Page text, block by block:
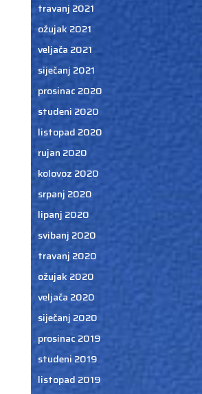
travanj 2021
ožujak 2021
veljača 2021
siječanj 2021
prosinac 2020
studeni 2020
listopad 2020
rujan 2020
kolovoz 2020
srpanj 2020
lipanj 2020
svibanj 2020
travanj 2020
ožujak 2020
veljača 2020
siječanj 2020
prosinac 2019
studeni 2019
listopad 2019